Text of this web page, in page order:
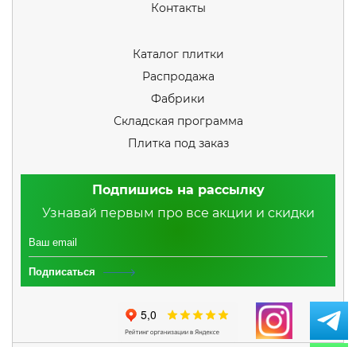
Контакты
Каталог плитки
Распродажа
Фабрики
Складская программа
Плитка под заказ
Подпишись на рассылку
Узнавай первым про все акции и скидки
Подписаться